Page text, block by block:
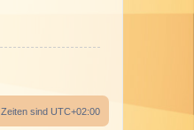
sind UTC+02:00